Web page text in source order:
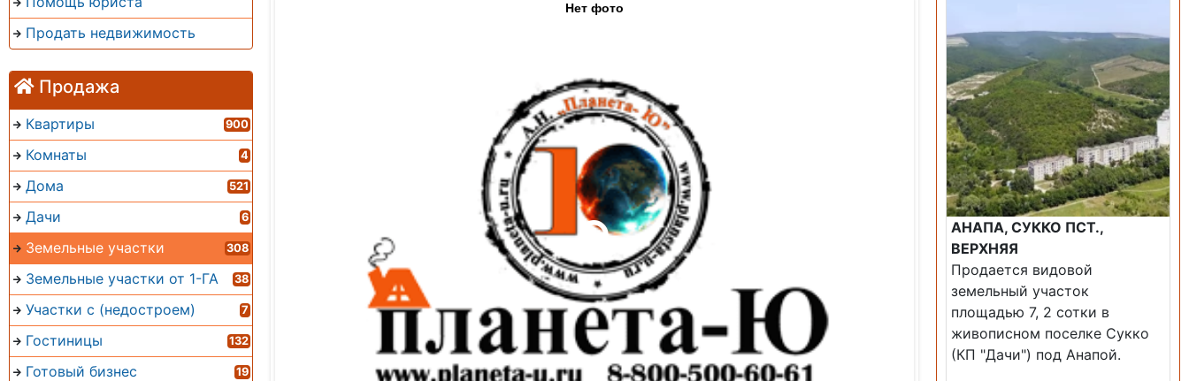
Продать недвижимость
Продажа
Квартиры 900
Комнаты 4
Дома 521
Дачи 6
Земельные участки 308
Земельные участки от 1-ГА 38
Участки с (недостроем) 7
Гостиницы 132
Готовый бизнес 19
Нет фото
АНАПА, СУККО ПСТ.,
ВЕРХНЯЯ
Продается видовой
земельный участок
площадью 7, 2 сотки в
живописном поселке Сукко
(КП "Дачи") под Анапой.